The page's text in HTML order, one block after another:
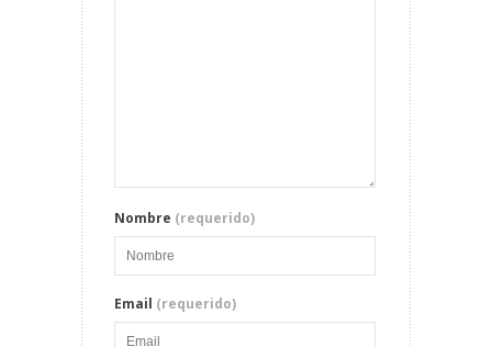
Nombre (requerido)
Email (requerido)